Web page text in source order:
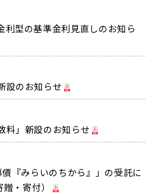
利型の基準金利見直しのお知ら
設のお知らせ
料」新設のお知らせ
債『みらいのちから』」の受託に
・寄付）